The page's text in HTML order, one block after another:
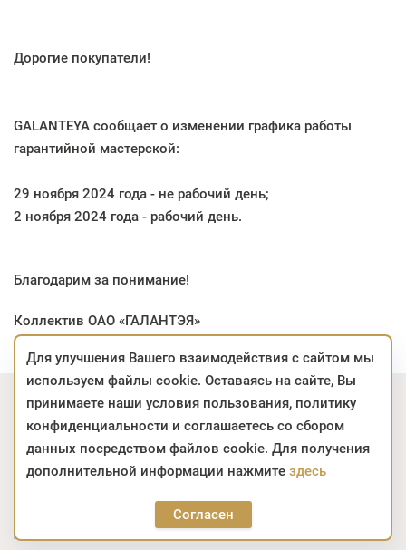
Дорогие покупатели!
GALANTEYA сообщает о изменении графика работы
гарантийной мастерской:
29 ноября 2024 года - не рабочий день;
2 ноября 2024 года - рабочий день.
Благодарим за понимание!
Коллектив ОАО «ГАЛАНТЭЯ»
Подпишитесь на акции
Узнавайте о выгодных предложениях и получайте
личные рекомендации
Для него
Для улучшения Вашего взаимодействия с сайтом мы
используем файлы cookie. Оставаясь на сайте, Вы
принимаете наши условия пользования, политику
конфиденциальности и соглашаетесь со сбором
данных посредством файлов cookie. Для получения
дополнительной информации нажмите здесь
Согласен